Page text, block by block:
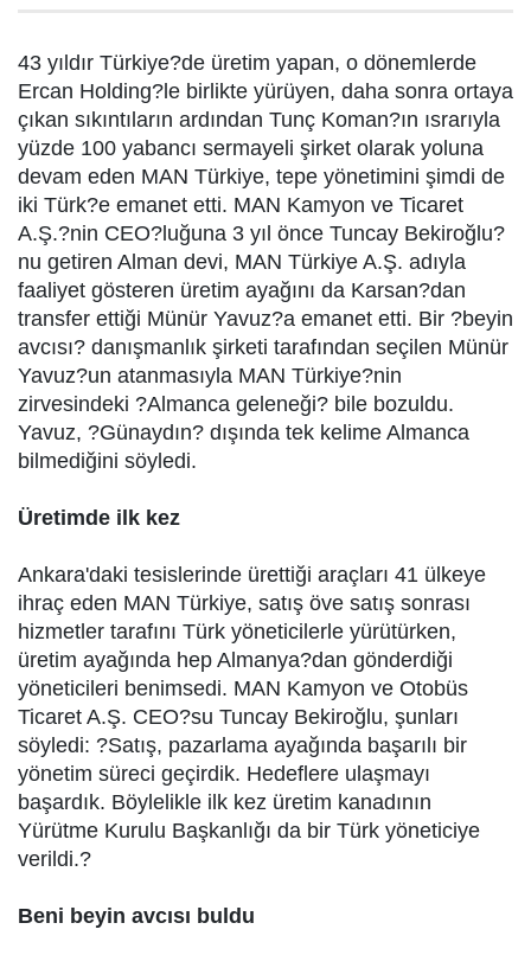
43 yıldır Türkiye?de üretim yapan, o dönemlerde
Ercan Holding?le birlikte yürüyen, daha sonra ortaya
çıkan sıkıntıların ardından Tunç Koman?ın ısrarıyla
yüzde 100 yabancı sermayeli şirket olarak yoluna
devam eden MAN Türkiye, tepe yönetimini şimdi de
iki Türk?e emanet etti. MAN Kamyon ve Ticaret
A.Ş.?nin CEO?luğuna 3 yıl önce Tuncay Bekiroğlu?
nu getiren Alman devi, MAN Türkiye A.Ş. adıyla
faaliyet gösteren üretim ayağını da Karsan?dan
transfer ettiği Münür Yavuz?a emanet etti. Bir ?beyin
avcısı? danışmanlık şirketi tarafından seçilen Münür
Yavuz?un atanmasıyla MAN Türkiye?nin
zirvesindeki ?Almanca geleneği? bile bozuldu.
Yavuz, ?Günaydın? dışında tek kelime Almanca
bilmediğini söyledi.
Üretimde ilk kez
Ankara'daki tesislerinde ürettiği araçları 41 ülkeye
ihraç eden MAN Türkiye, satış öve satış sonrası
hizmetler tarafını Türk yöneticilerle yürütürken,
üretim ayağında hep Almanya?dan gönderdiği
yöneticileri benimsedi. MAN Kamyon ve Otobüs
Ticaret A.Ş. CEO?su Tuncay Bekiroğlu, şunları
söyledi: ?Satış, pazarlama ayağında başarılı bir
yönetim süreci geçirdik. Hedeflere ulaşmayı
başardık. Böylelikle ilk kez üretim kanadının
Yürütme Kurulu Başkanlığı da bir Türk yöneticiye
verildi.?
Beni beyin avcısı buldu